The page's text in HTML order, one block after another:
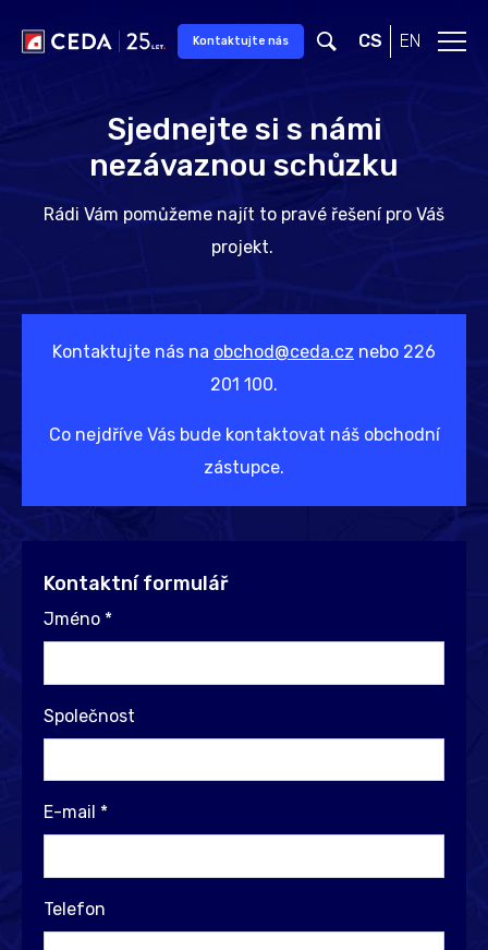
Kontaktujte nás CS EN
Sjednejte si s námi
nezávaznou schůzku
Rádi Vám pomůžeme najít to pravé řešení pro Váš
projekt.
Kontaktujte nás na obchod@ceda.cz nebo 226
201 100.
Co nejdříve Vás bude kontaktovat náš obchodní
zástupce.
Kontaktní formulář
Jméno *
Společnost
E-mail *
Telefon